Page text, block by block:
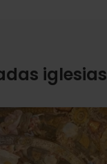
iglesias